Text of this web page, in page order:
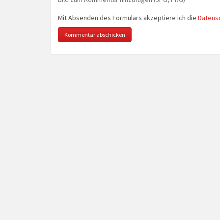
Mit Absenden des Formulars akzeptiere ich die